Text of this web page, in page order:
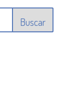
Buscar